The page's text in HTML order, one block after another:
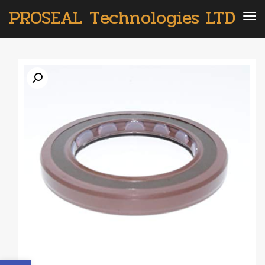
PROSEAL Technologies LTDתפריט